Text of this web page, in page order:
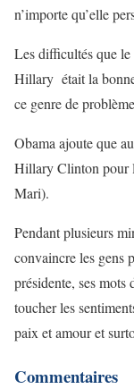
n’importe qu’elle
Les difficultés que le
Hillary était la
ce genre de
Obama ajoute que
Hillary Clinton pour
Mari).
Pendant plusieurs
convaincre les
présidente, ses
toucher les
paix et amour et
Commentaires